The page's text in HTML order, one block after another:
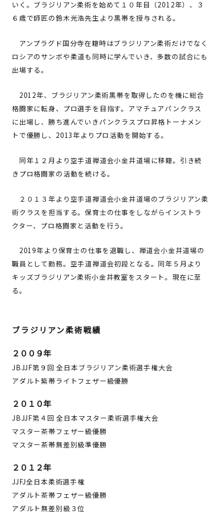
いく。ブラジリアン柔術を始めて１０年目（2012年）、３
６歳で師匠の鈴木光浩先生より黒帯を授与される。
アンプラグド国分寺在籍時はブラジリアン柔術だけでなく
ロシアのサンボや柔道も同時に学んでいき、多数の試合にも
出場する。
2012年、ブラジリアン柔術黒帯を取得したのを機に総合
格闘家に転身、プロ選手を目指す。アマチュアパンクラス
に出場し、勝ち進んでいきパンクラスプロ昇格トーナメン
トで優勝し、2013年よりプロ活動を開始する。
同年１２月より空手道禅道会小金井道場に移籍。引き続
きプロ格闘家の活動を続ける。
２０１３年より空手道禅道会小金井道場のブラジリアン柔
術クラスを担当する。保育士の仕事をしながらインストラ
クター、プロ格闘家と活動を行う。
2019年より保育士の仕事を退職し、禅道会小金井道場の
職員として勤務。空手道禅道会初段となる。同年５月より
キッズブラジリアン柔術小金井教室をスタート。現在に至
る。
ブラジリアン柔術戦績
２００９年
JBJJF第９回 全日本ブラジリアン柔術選手権大会
アダルト紫帯ライトフェザー級優勝
２０１０年
JBJJF第４回 全日本マスター柔術選手権大会
マスター茶帯フェザー級優勝
マスター茶帯無差別級準優勝
２０１２年
JJFJ全日本柔術選手権
アダルト茶帯フェザー級優勝
アダルト無差別級３位